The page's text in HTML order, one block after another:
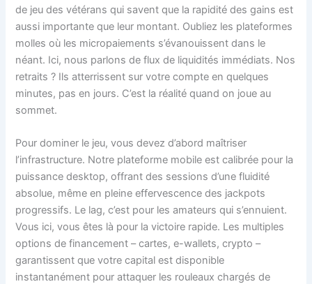
de jeu des vétérans qui savent que la rapidité des gains est
aussi importante que leur montant. Oubliez les plateformes
molles où les micropaiements s’évanouissent dans le
néant. Ici, nous parlons de flux de liquidités immédiats. Nos
retraits ? Ils atterrissent sur votre compte en quelques
minutes, pas en jours. C’est la réalité quand on joue au
sommet.
Pour dominer le jeu, vous devez d’abord maîtriser
l’infrastructure. Notre plateforme mobile est calibrée pour la
puissance desktop, offrant des sessions d’une fluidité
absolue, même en pleine effervescence des jackpots
progressifs. Le lag, c’est pour les amateurs qui s’ennuient.
Vous ici, vous êtes là pour la victoire rapide. Les multiples
options de financement – cartes, e-wallets, crypto –
garantissent que votre capital est disponible
instantanément pour attaquer les rouleaux chargés de